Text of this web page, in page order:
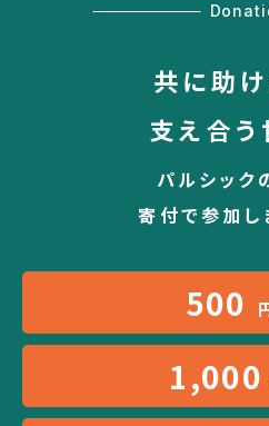
共に助け
支え合う
パルシック
寄付で参加し
500
1,000